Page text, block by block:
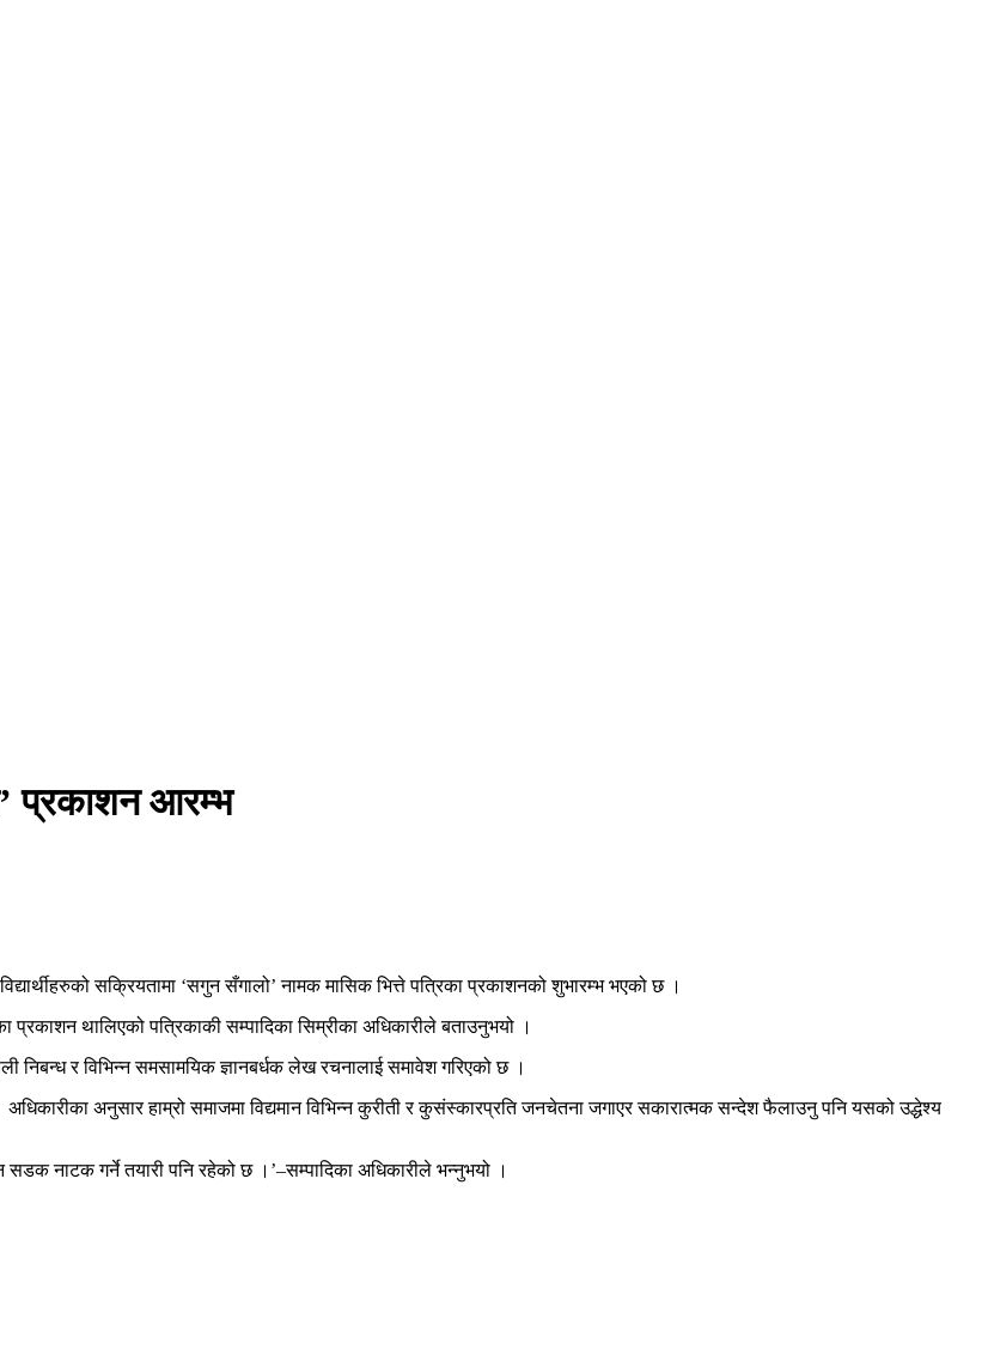
प्रकाशन आरम्भ
सक्रियतामा ‘सगुन सँगालो’ नामक मासिक भित्ते पत्रिका प्रकाशनको शुभारम्भ भएको छ ।
प्रकाशन थालिएको पत्रिकाकी सम्पादिका सिम्रीका अधिकारीले बताउनुभयो ।
निबन्ध र विभिन्न समसामयिक ज्ञानबर्धक लेख रचनालाई समावेश गरिएको छ ।
अनुसार हाम्रो समाजमा विद्यमान विभिन्न कुरीती र कुसंस्कारप्रति जनचेतना जगाएर सकारात्मक सन्देश फैलाउनु पनि यसको उद्धेश्य
सडक नाटक गर्ने तयारी पनि रहेको छ ।’–सम्पादिका अधिकारीले भन्नुभयो ।